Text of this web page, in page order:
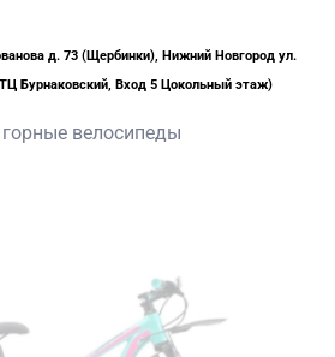
д. 73 (Щербинки), Нижний Новгород ул.
Бурнаковский, Вход 5 Цокольный этаж)
велосипеды